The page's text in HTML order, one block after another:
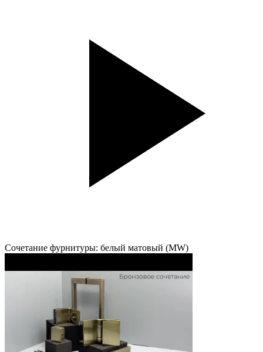
Сочетание фурнитуры: белый матовый (MW)